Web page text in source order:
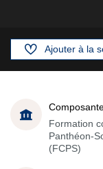
Ajouter à la
Formation
Panthéon-
(FCPS)